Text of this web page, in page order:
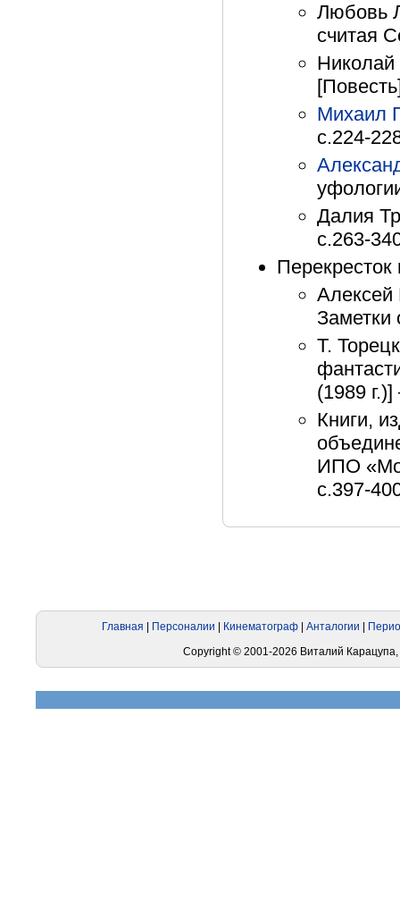
Любовь
считая
Николай
Михаил
с.224-
Далия
с.263-
Алексей
Заметки
Т.
(1989
Книги,
ИПО
с.397-